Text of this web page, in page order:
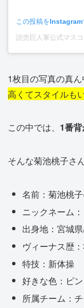
この投稿をInstagram
1枚目の写真の真ん
高くてスタイルも
この中では、 1番
そんな菊池桃子さ
名前：菊池桃
ニックネーム
出身地：宮城
ヴィーナス歴
特技：新体操
好きな色：ピ
所属チーム：